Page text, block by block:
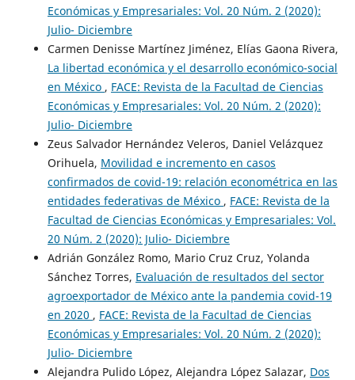
Económicas y Empresariales: Vol. 20 Núm. 2 (2020):
Julio- Diciembre
Carmen Denisse Martínez Jiménez, Elías Gaona Rivera,
La libertad económica y el desarrollo económico-social
en México , FACE: Revista de la Facultad de Ciencias
Económicas y Empresariales: Vol. 20 Núm. 2 (2020):
Julio- Diciembre
Zeus Salvador Hernández Veleros, Daniel Velázquez
Orihuela, Movilidad e incremento en casos
confirmados de covid-19: relación econométrica en las
entidades federativas de México , FACE: Revista de la
Facultad de Ciencias Económicas y Empresariales: Vol.
20 Núm. 2 (2020): Julio- Diciembre
Adrián González Romo, Mario Cruz Cruz, Yolanda
Sánchez Torres, Evaluación de resultados del sector
agroexportador de México ante la pandemia covid-19
en 2020 , FACE: Revista de la Facultad de Ciencias
Económicas y Empresariales: Vol. 20 Núm. 2 (2020):
Julio- Diciembre
Alejandra Pulido López, Alejandra López Salazar, Dos